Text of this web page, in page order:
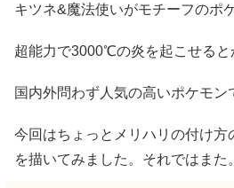
キツネ&魔法使いがモチーフのポ
超能力で3000℃の炎を起こせると
国内外問わず人気の高いポケモン
今回はちょっとメリハリの付け方
を描いてみました。それではまた。